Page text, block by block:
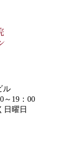
ル
～19：00
日曜日